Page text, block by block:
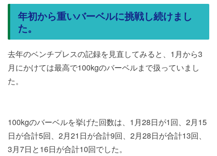
年初から重いバーベルに挑戦し続けまし
た。
去年のベンチプレスの記録を見直してみると、1月から3
月にかけては最高で100kgのバーベルまで扱っていまし
た。
100kgのバーベルを挙げた回数は、1月28日が1回、2月15
日が合計5回、2月21日が合計9回、2月28日が合計13回、
3月7日と16日が合計10回でした。